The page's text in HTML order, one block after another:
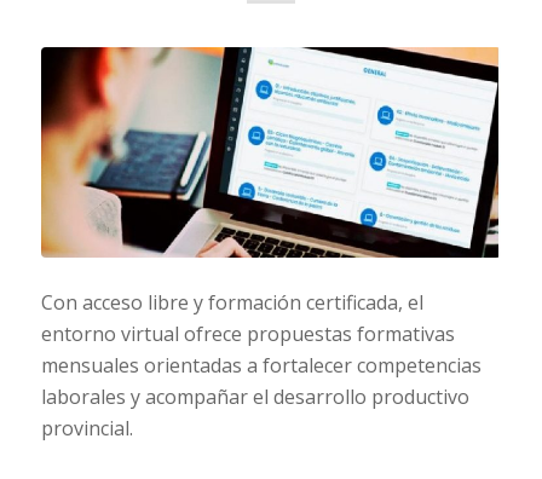
Con acceso libre y formación certificada, el
entorno virtual ofrece propuestas formativas
mensuales orientadas a fortalecer competencias
laborales y acompañar el desarrollo productivo
provincial.